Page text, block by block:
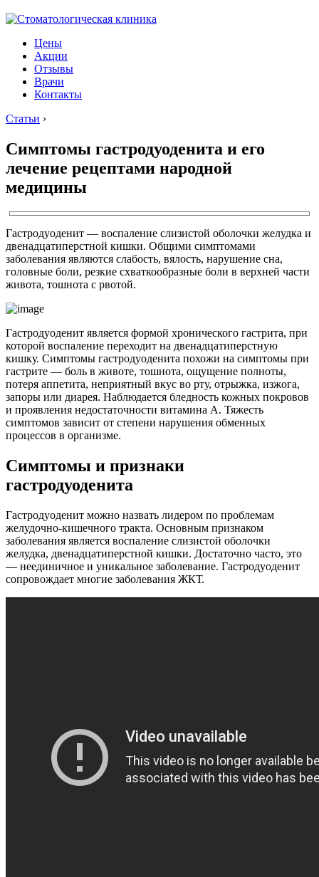
Цены
Акции
Отзывы
Врачи
Контакты
Статьи ›
Симптомы гастродуоденита и его
лечение рецептами народной
медицины
Гастродуоденит — воспаление слизистой оболочки желудка и
двенадцатиперстной кишки. Общими симптомами
заболевания являются слабость, вялость, нарушение сна,
головные боли, резкие схваткообразные боли в верхней части
живота, тошнота с рвотой.
Гастродуоденит является формой хронического гастрита, при
которой воспаление переходит на двенадцатиперстную
кишку. Симптомы гастродуоденита похожи на симптомы при
гастрите — боль в животе, тошнота, ощущение полноты,
потеря аппетита, неприятный вкус во рту, отрыжка, изжога,
запоры или диарея. Наблюдается бледность кожных покровов
и проявления недостаточности витамина А. Тяжесть
симптомов зависит от степени нарушения обменных
процессов в организме.
Симптомы и признаки
гастродуоденита
Гастродуоденит можно назвать лидером по проблемам
желудочно-кишечного тракта. Основным признаком
заболевания является воспаление слизистой оболочки
желудка, двенадцатиперстной кишки. Достаточно часто, это
— неединичное и уникальное заболевание. Гастродуоденит
сопровождает многие заболевания ЖКТ.